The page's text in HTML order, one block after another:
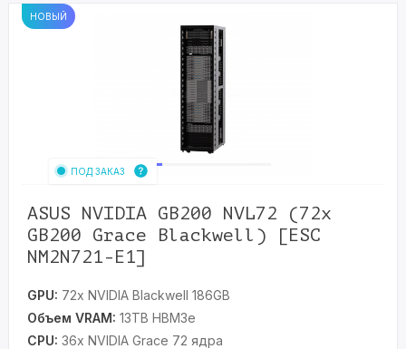
НОВЫЙ
ПОД ЗАКАЗ
ASUS NVIDIA GB200 NVL72 (72x
GB200 Grace Blackwell) [ESC
NM2N721-E1]
GPU: 72x NVIDIA Blackwell 186GB
Объем VRAM: 13TB HBM3e
CPU: 36x NVIDIA Grace 72 ядра